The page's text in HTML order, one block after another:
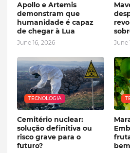
Apollo e Artemis
demonstram que
humanidade é capaz
de chegar à Lua
June 16, 2026 June
TECNOLOGIA
Cemitério nuclear:
solução definitiva ou
risco grave para o
futuro?